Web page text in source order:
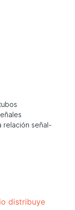
relación señal-